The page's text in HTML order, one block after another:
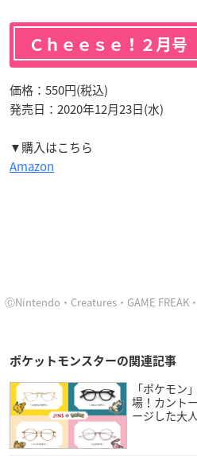
Ｃｈｅｅｓｅ！２月号
価格：550円(税込)
発売日：2020年12月23日(水)
▼購入はこちら
Amazon
ⒸNintendo・Creatures・GAME FREAK
ポケットモンスターの関連記事
「ポケモ
場！カント
ージした大